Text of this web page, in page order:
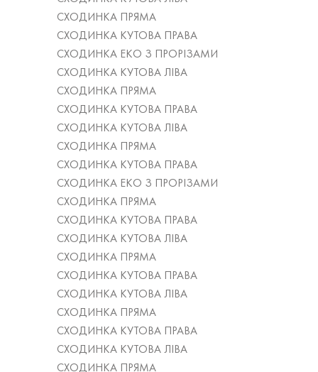
СХОДИНКА ПРЯМА
СХОДИНКА КУТОВА ПРАВА
СХОДИНКА ЕКО З ПРОРІЗАМИ
СХОДИНКА КУТОВА ЛІВА
СХОДИНКА ПРЯМА
СХОДИНКА КУТОВА ПРАВА
СХОДИНКА КУТОВА ЛІВА
СХОДИНКА ПРЯМА
СХОДИНКА КУТОВА ПРАВА
СХОДИНКА ЕКО З ПРОРІЗАМИ
СХОДИНКА ПРЯМА
СХОДИНКА КУТОВА ПРАВА
СХОДИНКА КУТОВА ЛІВА
СХОДИНКА ПРЯМА
СХОДИНКА КУТОВА ПРАВА
СХОДИНКА КУТОВА ЛІВА
СХОДИНКА ПРЯМА
СХОДИНКА КУТОВА ПРАВА
СХОДИНКА КУТОВА ЛІВА
СХОДИНКА ПРЯМА